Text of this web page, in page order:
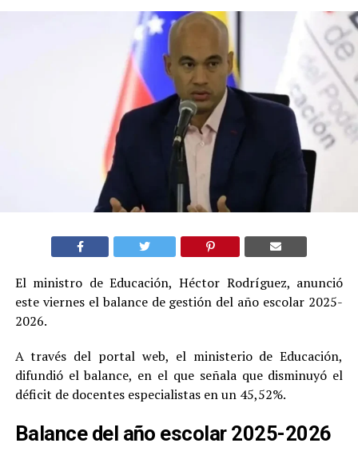
El ministro de Educación, Héctor Rodríguez, anunció
este viernes el balance de gestión del año escolar 2025-
2026.
A través del portal web, el ministerio de Educación,
difundió el balance, en el que señala que disminuyó el
déficit de docentes especialistas en un 45,52%.
Balance del año escolar 2025-2026